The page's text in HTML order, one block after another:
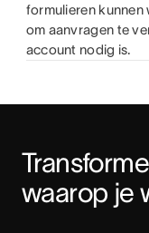
formulieren
om aanvragen te
account nodig is.
waarop je